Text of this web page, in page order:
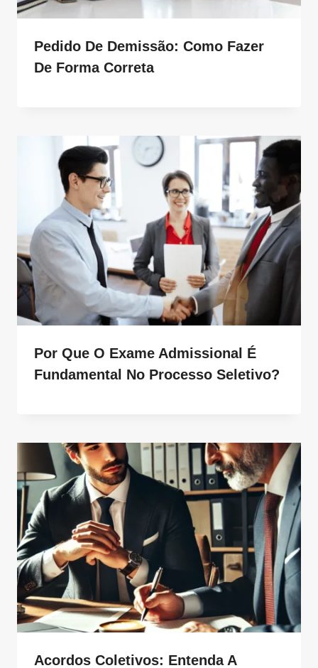
Pedido De Demissão: Como Fazer
De Forma Correta
Por Que O Exame Admissional É
Fundamental No Processo Seletivo?
Acordos Coletivos: Entenda A